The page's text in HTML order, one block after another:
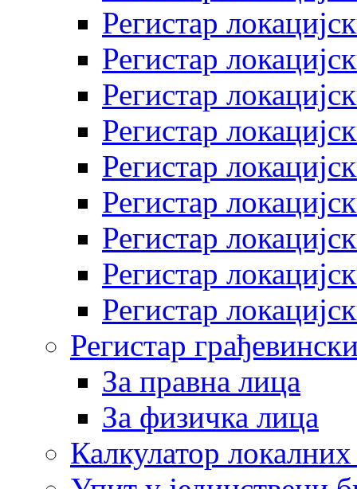
Регистар
Регистар
Регистар
Регистар
Регистар
Регистар
Регистар
Регистар
Регистар
Регистар
За правна лица
За физичка лица
Калкулатор